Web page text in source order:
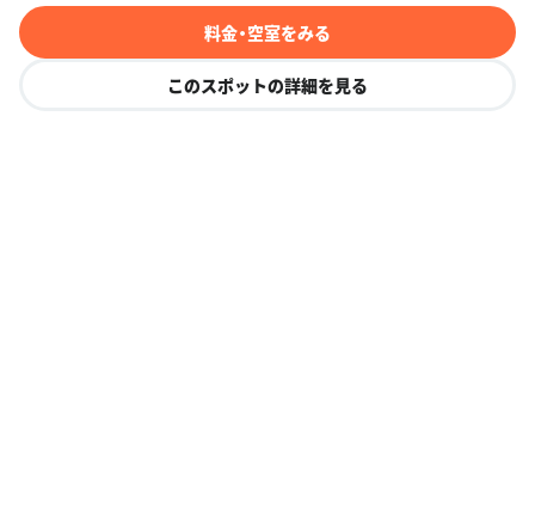
料金・空室をみる
このスポットの詳細を見る